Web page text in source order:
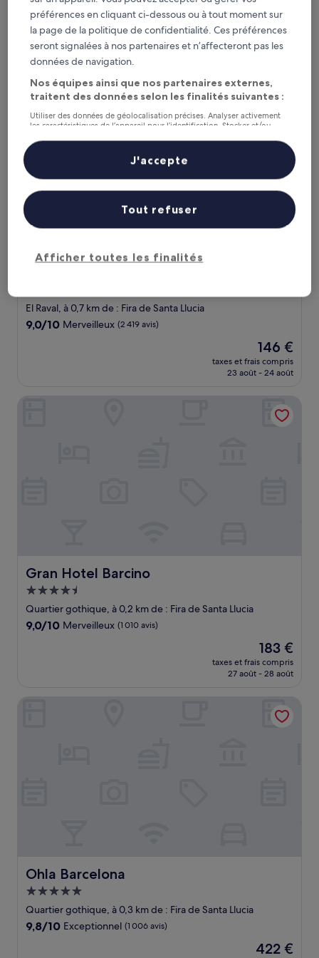
5.0 étoiles
Quartier gothique, à moins de 0,1 km de : Fira de Santa Llucia
9.4
sur
10,
Exceptionnel,
9,4/10 Exceptionnel
Le
est
de
312 €
3.0 étoiles
El Raval, à 0,7 km de : Fira de Santa Llucia
9.0
9,0/10 Merveilleux (2 419 avis)
Le
nouveau
prix
de
146 €
146 €
taxes et frais compris
23 août - 24 août
Arc la Rambla
Gran Hotel Barcino
Gran Hotel Barcino
Hébergement
4.5 étoiles
Quartier gothique, à 0,2 km de : Fira de Santa Llucia
9.0
9,0/10 Merveilleux (1 010 avis)
Le
nouveau
prix
de
183 €
183 €
taxes et frais compris
27 août - 28 août
Ohla Barcelona
Ohla Barcelona
Hébergement
5.0 étoiles
Quartier gothique, à 0,3 km de : Fira de Santa Llucia
9.8
9,8/10 Exceptionnel (1 006 avis)
Le
422 €
préférences en cliquant ci-dessous ou à tout moment sur
la page de la politique de confidentialité. Ces préférences
seront signalées à nos partenaires et n’affecteront pas les
données de navigation.
Nos équipes ainsi que nos partenaires externes,
traitent des données selon les finalités suivantes :
Utiliser des données de géolocalisation précises. Analyser activement
les caractéristiques de l’appareil pour l’identification. Stocker et/ou
personnalisés, mesure de performance des publicités et du contenu,
études d’audience et développement de services.
Liste de nos partenaires (fournisseurs)
Afficher toutes les finalités
Tout refuser
J'accepte